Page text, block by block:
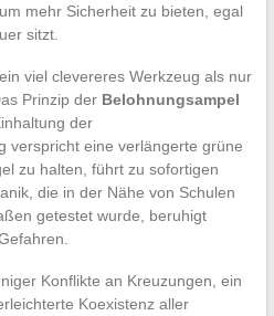
mehr Sicherheit zu bieten, egal
sitzt.
viel clevereres Werkzeug als nur
Prinzip der Belohnungsampel
der
verspricht eine verlängerte grüne
zu halten, führt zu sofortigen
die in der Nähe von Schulen
getestet wurde, beruhigt
Konflikte an Kreuzungen, ein
Koexistenz aller